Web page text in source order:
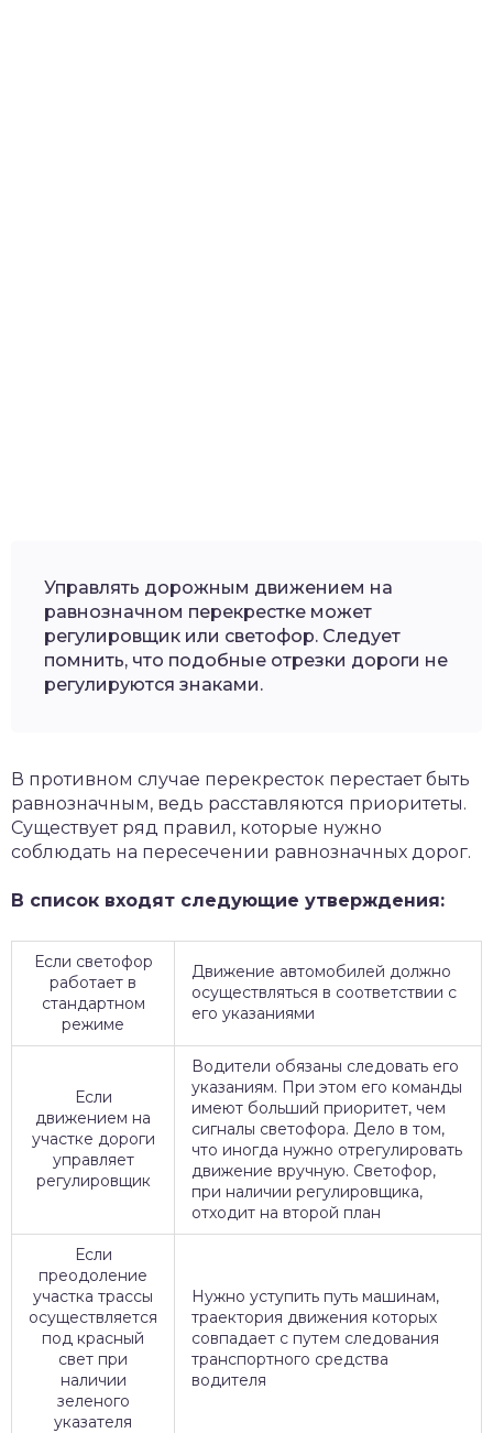
Управлять дорожным движением на
равнозначном перекрестке может
регулировщик или светофор. Следует
помнить, что подобные отрезки дороги не
регулируются знаками.
В противном случае перекресток перестает быть
равнозначным, ведь расставляются приоритеты.
Существует ряд правил, которые нужно
соблюдать на пересечении равнозначных дорог.
В список входят следующие утверждения:
Если светофор
работает в
стандартном
режиме
Движение автомобилей должно
осуществляться в соответствии с
его указаниями
Если
движением на
участке дороги
управляет
регулировщик
Водители обязаны следовать его
указаниям. При этом его команды
имеют больший приоритет, чем
сигналы светофора. Дело в том,
что иногда нужно отрегулировать
движение вручную. Светофор,
при наличии регулировщика,
отходит на второй план
Если
преодоление
участка трассы
осуществляется
под красный
свет при
наличии
зеленого
указателя
Нужно уступить путь машинам,
траектория движения которых
совпадает с путем следования
транспортного средства
водителя